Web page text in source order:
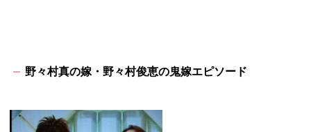
野々村真の嫁・野々村俊恵の鬼嫁エピソード